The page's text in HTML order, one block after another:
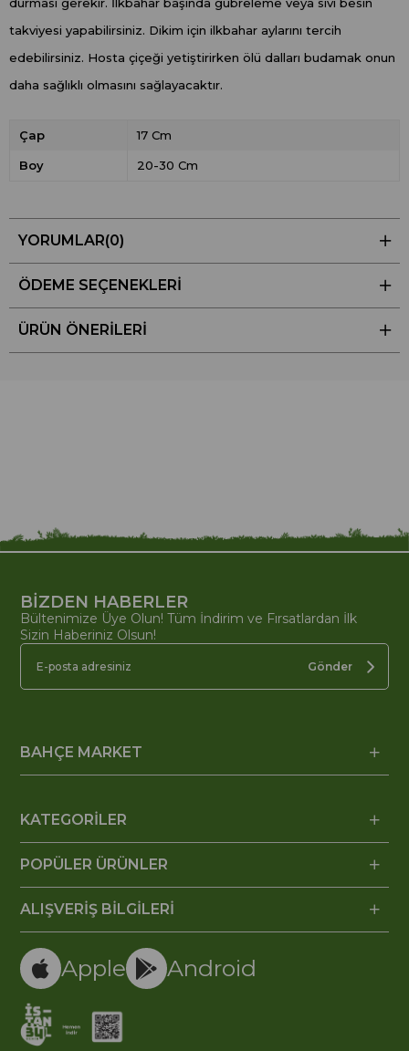
durması gerekir. İlkbahar başında gübreleme veya sıvı besin
takviyesi yapabilirsiniz. Dikim için ilkbahar aylarını tercih
edebilirsiniz. Hosta çiçeği yetiştirirken ölü dalları budamak onun
daha sağlıklı olmasını sağlayacaktır.
Çap 17 Cm
Boy 20-30 Cm
YORUMLAR(0)
ÖDEME SEÇENEKLERI
ÜRÜN ÖNERILERI
BİZDEN HABERLER
Bültenimize Üye Olun! Tüm İndirim ve Fırsatlardan İlk
Sizin Haberiniz Olsun!
Gönder
BAHÇE MARKET
KATEGORİLER
POPÜLER ÜRÜNLER
ALIŞVERİŞ BİLGİLERİ
Apple Android